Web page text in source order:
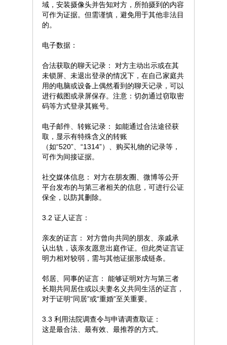
域，安装摄像头并告知对方，所拍摄到的内容
可作为证据。但需谨慎，避免用于其他非法目
的。
电子数据：
合法获取的聊天记录： 对方主动出示或在其
未锁屏、未退出登录的情况下，在自己家庭共
用的电脑或设备上偶然看到的聊天记录，可以
进行截图或录屏保存。注意：切勿通过窃取密
码等方式登录其账号。
电子邮件、转账记录： 如能通过合法途径获
取，显示有特殊含义的转账
（如“520”、“1314”）、购买礼物的记录等，
可作为间接证据。
社交媒体信息： 对方在朋友圈、微博等公开
平台发布的与第三者相关的信息，可进行公证
保全，以防其删除。
3.2 证人证言：
亲友的证言： 对方曾向共同的朋友、亲戚承
认出轨，该亲友愿意出庭作证。但此类证言证
明力相对较弱，需与其他证据形成链条。
邻居、同事的证言： 能够证明对方与第三者
长期共同居住或以夫妻名义共同生活的证言，
对于证明“同居”或“重婚”至关重要。
3.3 利用法院调查令与申请调查取证：
这是最合法、最有效、最推荐的方式。